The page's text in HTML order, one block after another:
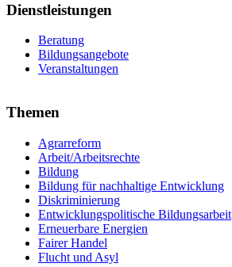
Dienstleistungen
Beratung
Bildungsangebote
Veranstaltungen
Themen
Agrarreform
Arbeit/Arbeitsrechte
Bildung
Bildung für nachhaltige Entwicklung
Diskriminierung
Entwicklungspolitische Bildungsarbeit
Erneuerbare Energien
Fairer Handel
Flucht und Asyl